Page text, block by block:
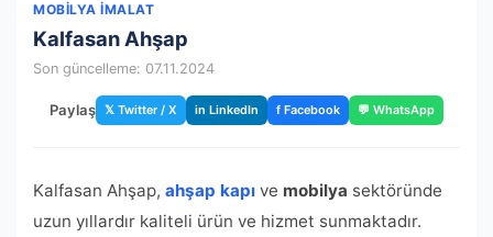
MOBILYA İMALAT
Kalfasan Ahşap
Son güncelleme: 07.11.2024
Paylaş 𝕏 Twitter / X in LinkedIn f Facebook 💬 WhatsApp
Kalfasan Ahşap, ahşap kapı ve mobilya sektöründe
uzun yıllardır kaliteli ürün ve hizmet sunmaktadır.